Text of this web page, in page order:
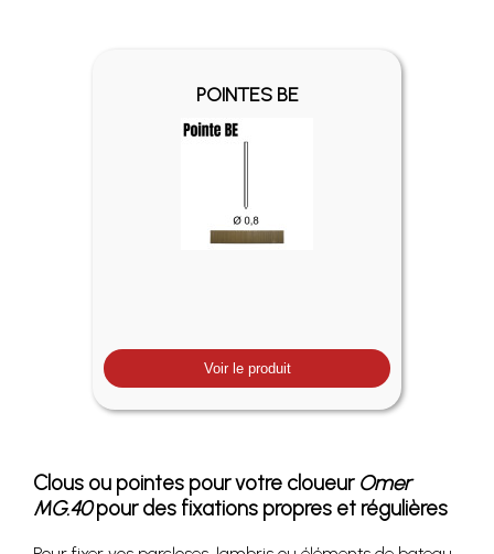
POINTES BE
Voir le produit
Clous ou pointes pour votre cloueur Omer
MG.40pour des fixations propres et régulières